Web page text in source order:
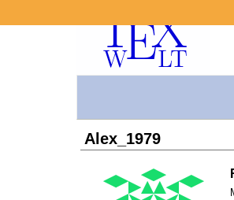
Alex_1979